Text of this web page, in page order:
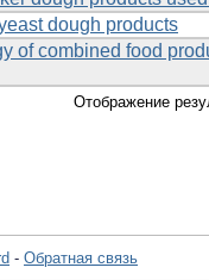
dough products
of combined food
Отображение
- Обратная связь